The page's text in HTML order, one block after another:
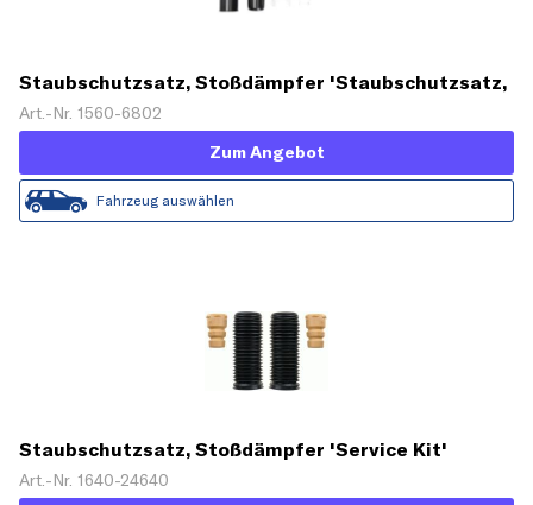
Staubschutzsatz, Stoßdämpfer 'Staubschutzsatz,
Stoßdämpfer'
Art.-Nr. 1560-6802
Zum Angebot
Fahrzeug auswählen
Staubschutzsatz, Stoßdämpfer 'Service Kit'
Art.-Nr. 1640-24640